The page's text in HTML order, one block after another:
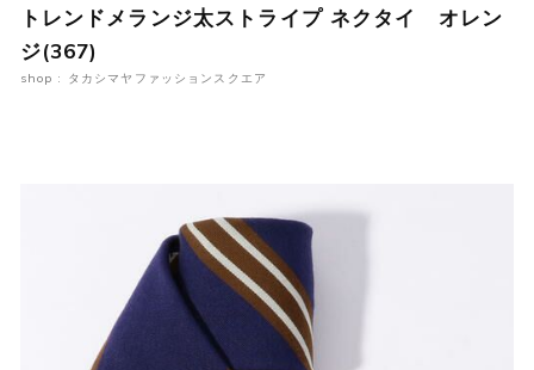
トレンドメランジ太ストライプ ネクタイ オレン
ジ(367)
shop : タカシマヤファッションスクエア